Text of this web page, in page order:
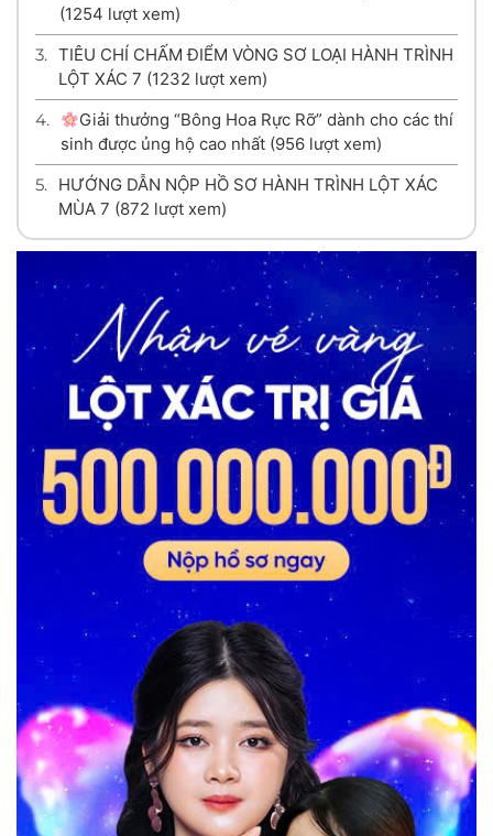
(1254 lượt xem)
3. TIÊU CHÍ CHẤM ĐIỂM VÒNG SƠ LOẠI HÀNH TRÌNH
LỘT XÁC 7 (1232 lượt xem)
4.
Giải thưởng “Bông Hoa Rực Rỡ” dành cho các thí
sinh được ủng hộ cao nhất (956 lượt xem)
5. HƯỚNG DẪN NỘP HỒ SƠ HÀNH TRÌNH LỘT XÁC
MÙA 7 (872 lượt xem)